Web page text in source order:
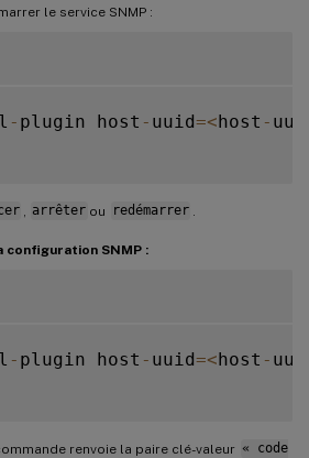
le service SNMP :
- plugin host - uuid=<host -
arrêter ou redémarrer
SNMP :
- plugin host - uuid=<host -
renvoie la paire clé-valeur « code